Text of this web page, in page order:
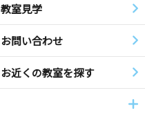
教室見学
お問い合わせ
お近くの教室を探す